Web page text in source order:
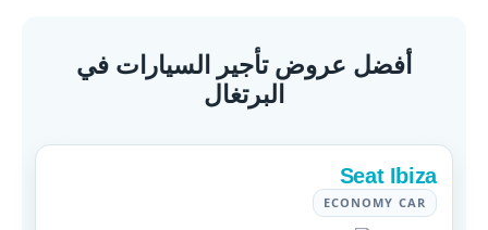
أفضل عروض تأجير السيارات في
البرتغال
Seat Ibiza
ECONOMY CAR